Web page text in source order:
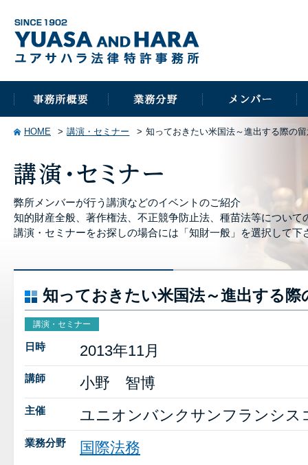
HOME 講演・セミナー 知っておきたい米国法～進出する際の
弊所メンバーが行う講演などのイベントのご紹介
知的財産全般、著作権法、不正競争防止法、種苗法等について
講演・セミナーをお探しの場合には「知財一般」を選択して下
知っておきたい米国法～進出する際
講演・セミナー
日時 2013年11月
講師 小野 智博
主催 ユニオンバンクサンフランシス
業務分野 国際法務